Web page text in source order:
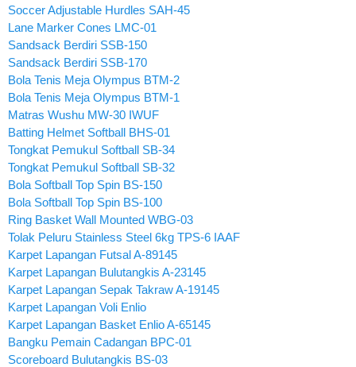
Soccer Adjustable Hurdles SAH-45
Lane Marker Cones LMC-01
Sandsack Berdiri SSB-150
Sandsack Berdiri SSB-170
Bola Tenis Meja Olympus BTM-2
Bola Tenis Meja Olympus BTM-1
Matras Wushu MW-30 IWUF
Batting Helmet Softball BHS-01
Tongkat Pemukul Softball SB-34
Tongkat Pemukul Softball SB-32
Bola Softball Top Spin BS-150
Bola Softball Top Spin BS-100
Ring Basket Wall Mounted WBG-03
Tolak Peluru Stainless Steel 6kg TPS-6 IAAF
Karpet Lapangan Futsal A-89145
Karpet Lapangan Bulutangkis A-23145
Karpet Lapangan Sepak Takraw A-19145
Karpet Lapangan Voli Enlio
Karpet Lapangan Basket Enlio A-65145
Bangku Pemain Cadangan BPC-01
Scoreboard Bulutangkis BS-03